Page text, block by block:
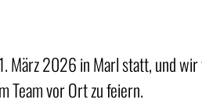
März 2026 in Marl statt, und
Team vor Ort zu feiern.